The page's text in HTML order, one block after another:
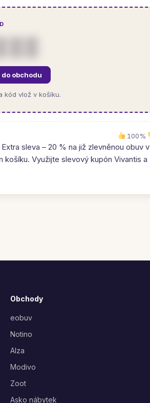
obchodu
kód vlož v košíku.
100%
sleva – 20 % na již zlevněnou obuv v
Využijte slevový kupón Vivantis a
Obchody
eobuv
Notino
Alza
Modivo
Zoot
Asko nábytek